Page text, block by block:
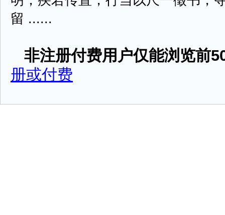
留 ......
非注册付费用户仅能浏览前
册或付费